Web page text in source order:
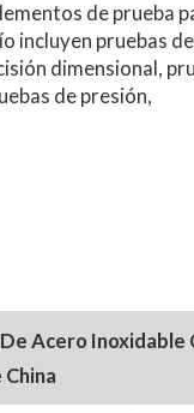
de prueba
incluyen pruebas
dimensional,
de presión,
Acero Inoxidable